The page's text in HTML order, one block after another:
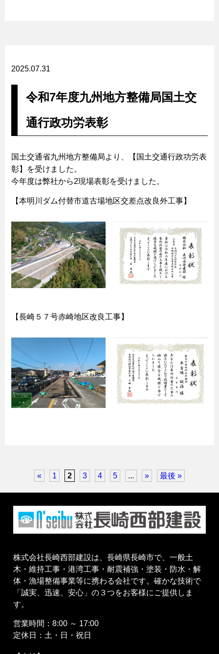
2025.07.31
令和7年度九州地方整備局国土交
通行政功労表彰
国土交通省九州地方整備局より、【国土交通行政功労表
彰】を受けました。
今年度は弊社から2現場表彰を受けました。
【本明川ダム付替市道古場地区交差点改良外工事】
【長崎５７号赤崎地区改良工事】
« 1 2 3 4 5 ... » 最後 »
株式会社長崎西部建設は、長崎県長崎市で、一般土
木・維持工事・港湾工事・耐震補強・塗装・防水・解
体・漁場整備事業等に携わる会社です。確かな技術で
「誠実、迅速、安心」の３つをお客様にご提供しま
す。
営業時間：8:00 ～ 17:00
定休日：土・日・祝日